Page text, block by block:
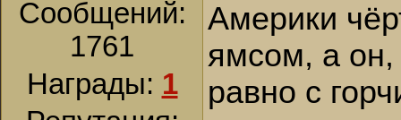
Сообщений:
1761
Награды: 1
Америки
ямсом, а он,
равно с